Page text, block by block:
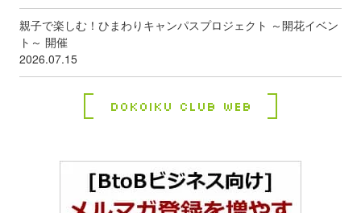
親子で楽しむ！ひまわりキャンパスプロジェクト ～開花イベン
ト～ 開催
2026.07.15
Dokoiku Club Web